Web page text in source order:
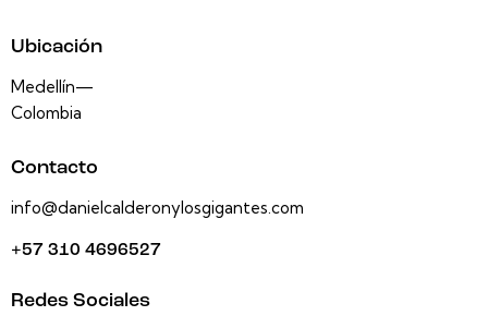
Ubicación
Medellín—
Colombia
Contacto
info@danielcalderonylosgigantes.com
+57 310 4696527
Redes Sociales